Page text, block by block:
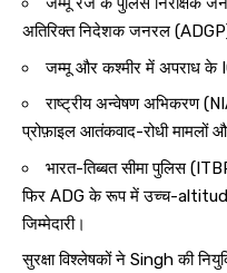
अतिरिक्त निदेशक जनरल
जम्मू और कश्मीर में अपराध के
राष्ट्रीय अन्वेषण अभिकरण
प्रोफ़ाइल आतंकवाद-रोधी मामलों
भारत-तिब्बत सीमा पुलिस
फिर ADG के रूप में उच्च-
जिम्मेदारी।
सुरक्षा विश्लेषकों ने Singh की